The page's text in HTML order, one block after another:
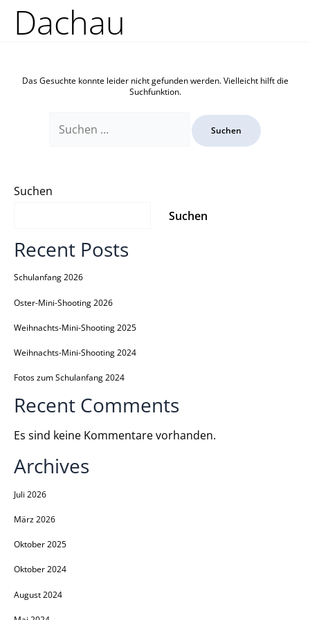
Inhalt
springenDachau
Das Gesuchte konnte leider nicht gefunden werden. Vielleicht hilft die
Suchfunktion.
nach:
Suchen
Suchen
Recent Posts
Schulanfang 2026
Oster-Mini-Shooting 2026
Weihnachts-Mini-Shooting 2025
Weihnachts-Mini-Shooting 2024
Fotos zum Schulanfang 2024
Recent Comments
Es sind keine Kommentare vorhanden.
Archives
Juli 2026
März 2026
Oktober 2025
Oktober 2024
August 2024